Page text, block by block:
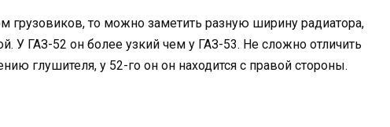
грузовиков, то можно заметить разную ширину радиатора,
У ГАЗ-52 он более узкий чем у ГАЗ-53. Не сложно отличить
глушителя, у 52-го он он находится с правой стороны.